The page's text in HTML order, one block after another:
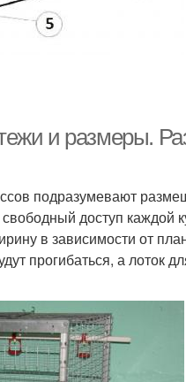
и размеры.
подразумевают
доступ каждой
в зависимости от
прогибаться, а лоток